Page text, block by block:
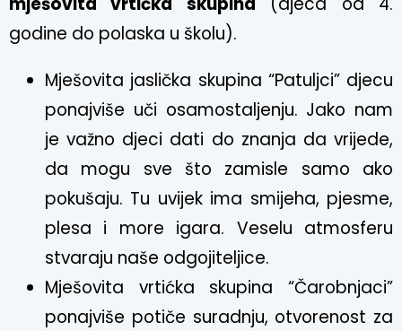
godine do polaska u školu).
Mješovita jaslička skupina “Patuljci” djecu
ponajviše uči osamostaljenju. Jako nam
je važno djeci dati do znanja da vrijede,
da mogu sve što zamisle samo ako
pokušaju. Tu uvijek ima smijeha, pjesme,
plesa i more igara. Veselu atmosferu
stvaraju naše odgojiteljice.
Mješovita vrtićka skupina “Čarobnjaci”
ponajviše potiče suradnju, otvorenost za